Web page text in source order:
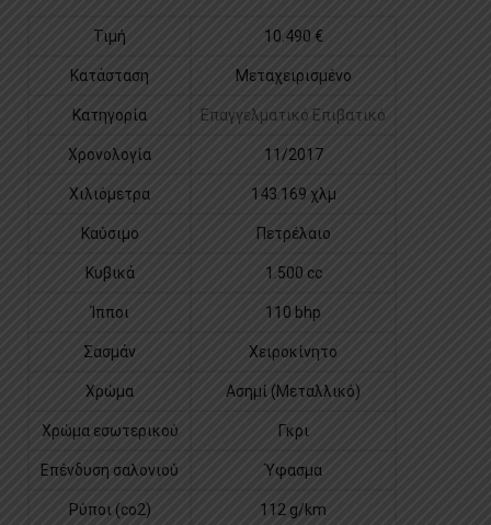
Τιμή 10.490 €
Κατάσταση Μεταχειρισμένο
Κατηγορία Επαγγελματικό Eπιβατικό
Χρονολογία 11/2017
Χιλιόμετρα 143.169 χλμ
Καύσιμο Πετρέλαιο
Κυβικά 1.500 cc
Ίπποι 110 bhp
Σασμάν Χειροκίνητο
Χρώμα Ασημί (Μεταλλικό)
Χρώμα εσωτερικού Γκρι
Επένδυση σαλονιού Ύφασμα
Ρύποι (co2) 112 g/km